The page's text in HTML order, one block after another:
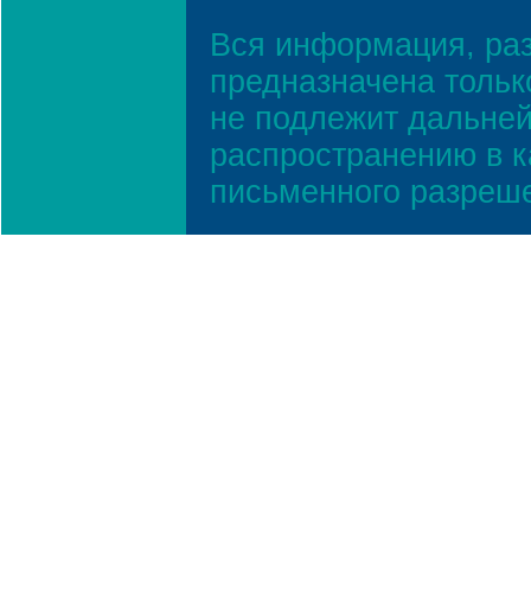
Вся информация,
предназначена
не подлежит
распространению в
письменного